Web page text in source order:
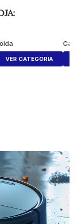
VER CATEGORIA